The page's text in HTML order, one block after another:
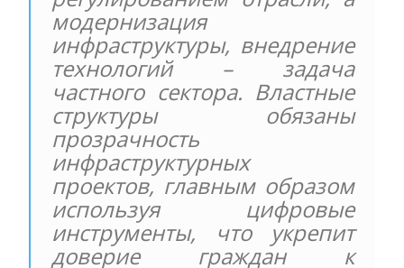
модернизация
инфраструктуры, внедрение
технологий – задача
частного сектора. Властные
структуры обязаны
прозрачность
инфраструктурных
проектов, главным образом
используя цифровые
инструменты, что укрепит
доверие граждан к